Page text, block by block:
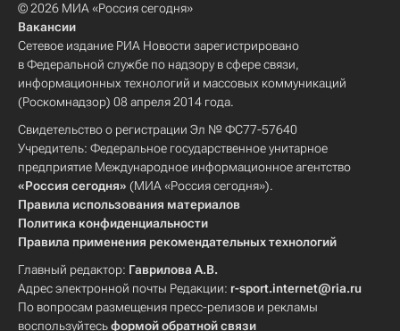
© 2026 МИА «Россия сегодня»
Вакансии
Сетевое издание РИА Новости зарегистрировано
в Федеральной службе по надзору в сфере связи,
информационных технологий и массовых коммуникаций
(Роскомнадзор) 08 апреля 2014 года.
Свидетельство о регистрации Эл № ФС77-57640
Учредитель: Федеральное государственное унитарное
предприятие Международное информационное агентство
«Россия сегодня» (МИА «Россия сегодня»).
Правила использования материалов
Политика конфиденциальности
Правила применения рекомендательных технологий
Главный редактор: Гаврилова А.В.
Адрес электронной почты Редакции: r-sport.internet@ria.ru
По вопросам размещения пресс-релизов и рекламы
воспользуйтесьформой обратной связи